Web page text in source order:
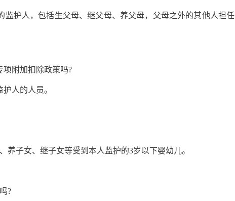
护人，包括生父母、继父母、养父母，父母之外的其他人担任
附加扣除政策吗?
人的人员。
子女、继子女等受到本人监护的3岁以下婴幼儿。
?